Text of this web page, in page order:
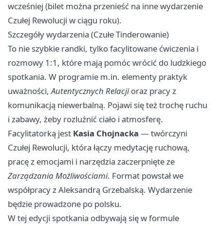
wcześniej (bilet można przenieść na inne wydarzenie
Czułej Rewolucji w ciągu roku).
Szczegóły wydarzenia (Czułe Tinderowanie)
To nie szybkie randki, tylko facylitowane ćwiczenia i
rozmowy 1:1, które mają pomóc wrócić do ludzkiego
spotkania. W programie m.in. elementy praktyk
uważności,Autentycznych Relacjioraz pracy z
komunikacją niewerbalną. Pojawi się też trochę ruchu
i zabawy, żeby rozluźnić ciało i atmosferę.
Facylitatorką jest Kasia Chojnacka — twórczyni
Czułej Rewolucji, która łączy medytację ruchową,
pracę z emocjami i narzędzia zaczerpnięte ze
Zarządzania Możliwościami. Format powstał we
współpracy z Aleksandrą Grzebalską. Wydarzenie
będzie prowadzone po polsku.
W tej edycji spotkania odbywają się w formule